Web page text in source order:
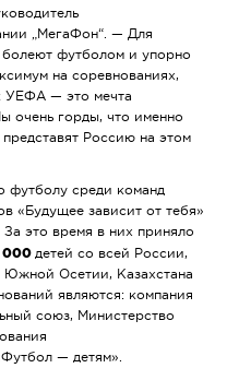
„МегаФон“. — Для
футболом и упорно
на соревнованиях,
УЕФА — это мечта
очень горды, что именно
Россию на этом
футболу среди команд
«Будущее зависит от тебя»
это время в них приняло
000 детей со всей России,
Южной Осетии, Казахстана
являются: компания
союз, Министерство
— детям».